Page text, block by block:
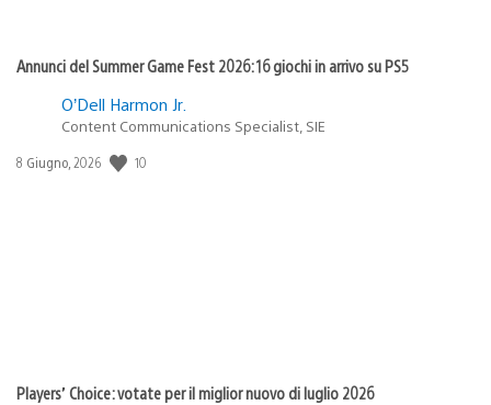
Annunci del Summer Game Fest 2026: 16 giochi in arrivo su PS5
O’Dell Harmon Jr.
Content Communications Specialist, SIE
Data
8 Giugno, 2026 10
Players’ Choice: votate per il miglior nuovo di luglio 2026